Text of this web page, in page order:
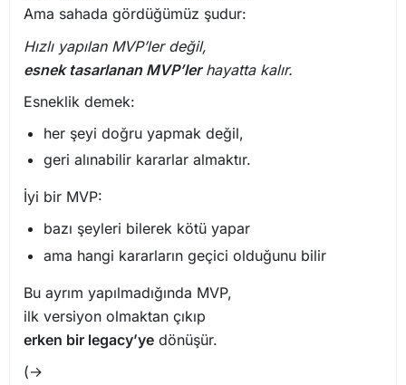
Ama sahada gördüğümüz şudur:
Hızlı yapılan MVP’ler değil,
esnek tasarlanan MVP’lerhayatta kalır.
Esneklik demek:
her şeyi doğru yapmak değil,
geri alınabilir kararlar almaktır.
İyi bir MVP:
bazı şeyleri bilerek kötü yapar
ama hangi kararların geçici olduğunu bilir
Bu ayrım yapılmadığında MVP,
ilk versiyon olmaktan çıkıp
erken bir legacy’ye dönüşür.
(→